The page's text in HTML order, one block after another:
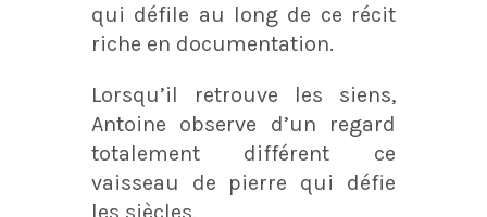
qui défile au long de ce récit
riche en documentation.
Lorsqu’il retrouve les siens,
Antoine observe d’un regard
totalement différent ce
vaisseau de pierre qui défie
les siècles.